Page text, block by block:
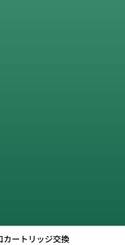
カートリッジ交換